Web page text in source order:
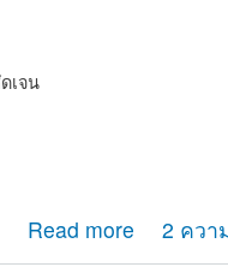
เจน
Read more 2 ควา